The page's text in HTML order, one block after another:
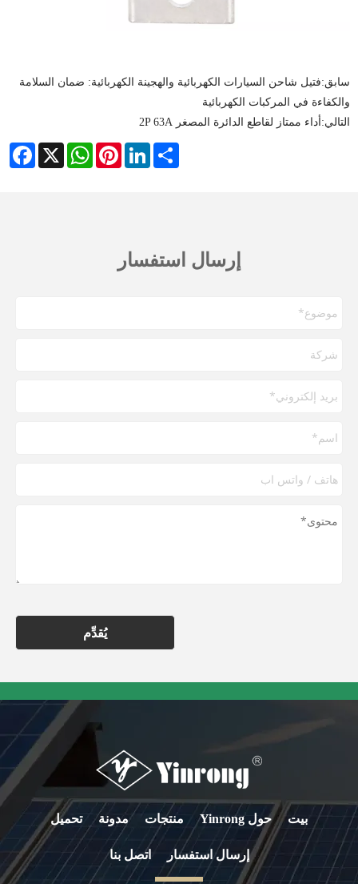
سابق:فتيل شاحن السيارات الكهربائية والهجينة الكهربائية: ضمان السلامة
والكفاءة في المركبات الكهربائية
التالي: أداء ممتاز لقاطع الدائرة المصغر 2P 63A
X
WhatsAppPinterestLinkedIn Share
إرسال استفسار
يُقدِّم
بيت حول Yinrong منتجات مدونة تحميل
إرسال استفسار اتصل بنا